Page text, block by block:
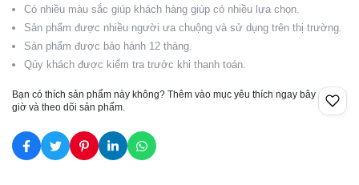
Có nhiều màu sắc giúp khách hàng giúp có nhiều lựa chọn.
Sản phẩm được nhiều người ưa chuộng và sử dụng trên thị trường.
Sản phẩm được bảo hành 12 tháng.
Qúy khách được kiểm tra trước khi thanh toán.
Bạn có thích sản phẩm này không? Thêm vào mục yêu thích ngay bây
giờ và theo dõi sản phẩm.